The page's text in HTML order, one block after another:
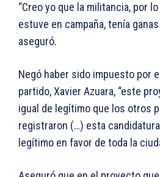
“Creo yo que la militancia, por
estuve en campaña, tenía
aseguró.
Negó haber sido impuesto por
partido, Xavier Azuara, “este
igual de legítimo que los otros
registraron (…) esta
legítimo en favor de toda la